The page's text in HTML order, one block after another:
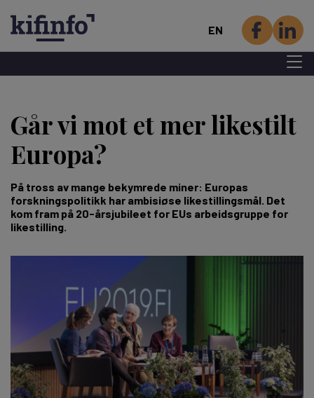
main
content
EN
Menu
Går vi mot et mer likestilt
Europa?
På tross av mange bekymrede miner: Europas
forskningspolitikk har ambisiøse likestillingsmål. Det
kom fram på 20-årsjubileet for EUs arbeidsgruppe for
likestilling.